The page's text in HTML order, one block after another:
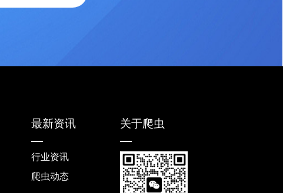
最新资讯
行业资讯
爬虫动态
关于爬虫